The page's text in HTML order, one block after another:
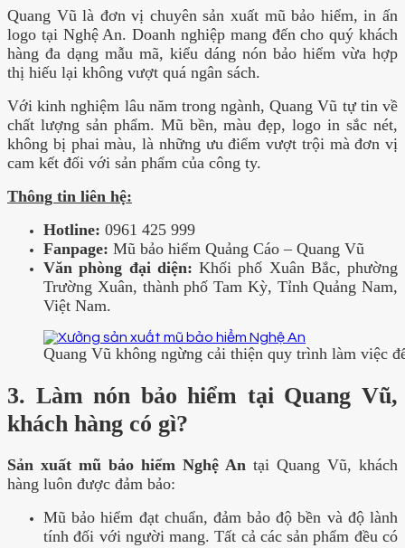
Quang Vũ là đơn vị chuyên sản xuất mũ bảo hiểm, in ấn
logo tại Nghệ An. Doanh nghiệp mang đến cho quý khách
hàng đa dạng mẫu mã, kiểu dáng nón bảo hiểm vừa hợp
thị hiếu lại không vượt quá ngân sách.
Với kinh nghiệm lâu năm trong ngành, Quang Vũ tự tin về
chất lượng sản phẩm. Mũ bền, màu đẹp, logo in sắc nét,
không bị phai màu, là những ưu điểm vượt trội mà đơn vị
cam kết đối với sản phẩm của công ty.
Thông tin liên hệ:
Hotline: 0961 425 999
Fanpage: Mũ bảo hiểm Quảng Cáo – Quang Vũ
Văn phòng đại diện: Khối phố Xuân Bắc, phường
Trường Xuân, thành phố Tam Kỳ, Tỉnh Quảng Nam,
Việt Nam.
Quang Vũ không ngừng cải thiện quy trình làm việc
3. Làm nón bảo hiểm tại Quang Vũ,
khách hàng có gì?
Sản xuất mũ bảo hiểm Nghệ An tại Quang Vũ, khách
hàng luôn được đảm bảo:
Mũ bảo hiểm đạt chuẩn, đảm bảo độ bền và độ lành
tính đối với người mang. Tất cả các sản phẩm đều có